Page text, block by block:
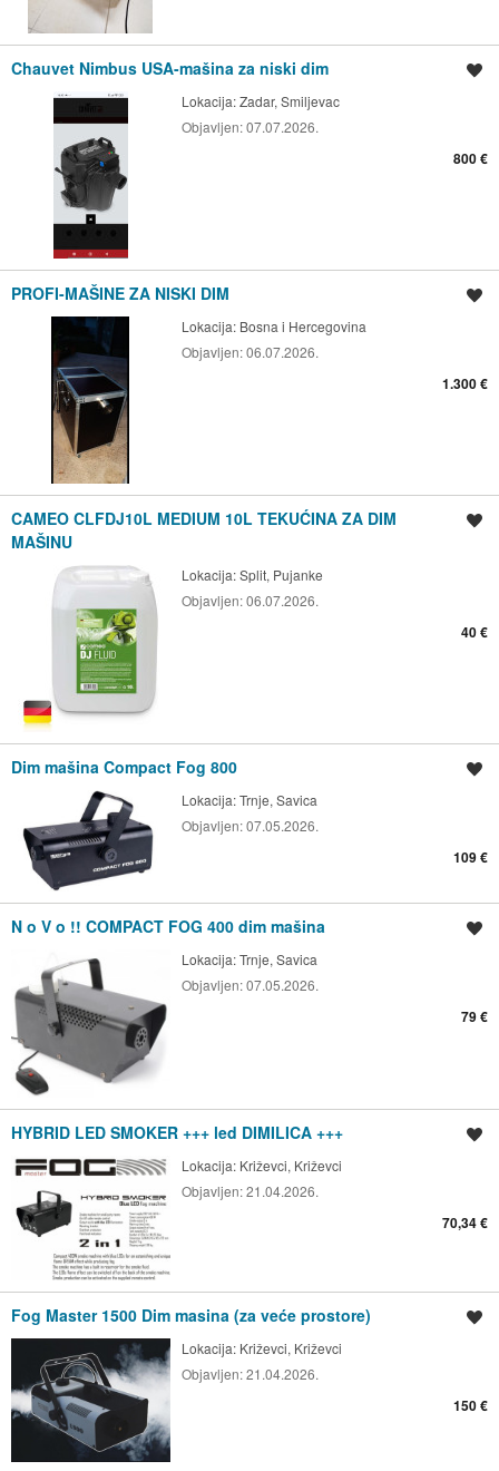
Chauvet Nimbus USA-mašina za niski dim
Lokacija:Zadar, Smiljevac
Objavljen:07.07.2026.
800 €
PROFI-MAŠINE ZA NISKI DIM
Lokacija: Bosna i Hercegovina
Objavljen:06.07.2026.
1.300 €
CAMEO CLFDJ10L MEDIUM 10L TEKUĆINA ZA DIM
MAŠINU
Lokacija:Split, Pujanke
Objavljen:06.07.2026.
40 €
Dim mašina Compact Fog 800
Lokacija:Trnje, Savica
Objavljen:07.05.2026.
109 €
N o V o !! COMPACT FOG 400 dim mašina
Lokacija:Trnje, Savica
Objavljen:07.05.2026.
79 €
HYBRID LED SMOKER +++ led DIMILICA +++
Lokacija: Križevci, Križevci
Objavljen:21.04.2026.
70,34 €
Fog Master 1500 Dim masina (za veće prostore)
Lokacija: Križevci, Križevci
Objavljen:21.04.2026.
150 €